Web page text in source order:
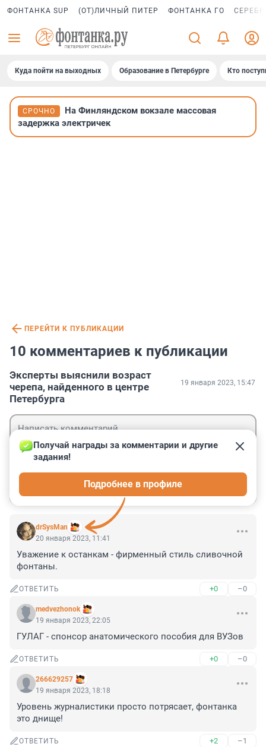
ФОНТАНКА SUP (ОТ)ЛИЧНЫЙ ПИТЕР ФОНТАНКА ГО
Куда пойти на выходных Образование в Петербурге Кто
СРОЧНО
На Финляндском вокзале массовая
задержка электричек
ПЕРЕЙТИ К ПУБЛИКАЦИИ
10 комментариев к публикации
Эксперты выяснили возраст
черепа, найденного в центре
Петербурга
19 января 2023, 15:47
drSysMan
Получай награды за комментарии и другие
задания!
Подробнее в профиле
20 января 2023, 11:41
Уважение к останкам - фирменный стиль сливочной
фонтаны.
ОТВЕТИТЬ +0 –0
medvezhonok
19 января 2023, 22:05
ГУЛАГ - спонсор анатомического пособия для ВУЗов
ОТВЕТИТЬ +0 –0
266629257
19 января 2023, 18:18
Уровень журналистики просто потрясает, фонтанка
это днище!
ОТВЕТИТЬ +2 –1